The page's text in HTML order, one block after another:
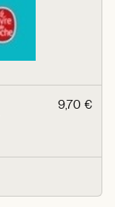
9,70 €